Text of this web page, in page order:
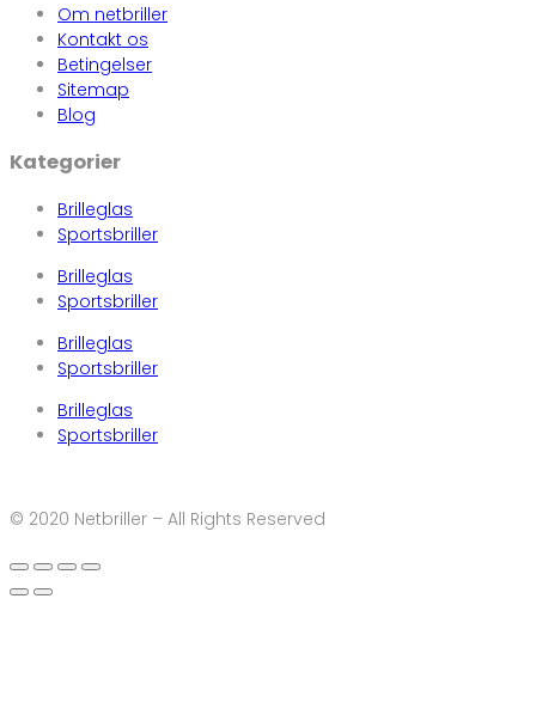
Om netbriller
Kontakt os
Betingelser
Sitemap
Blog
Kategorier
Brilleglas
Sportsbriller
Brilleglas
Sportsbriller
Brilleglas
Sportsbriller
Brilleglas
Sportsbriller
© 2020 Netbriller – All Rights Reserved